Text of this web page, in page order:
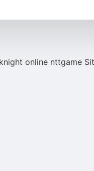
knight online nttgame